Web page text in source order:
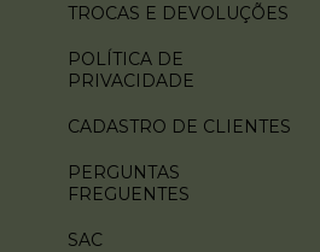
TROCAS E DEVOLUÇÕES
POLÍTICA DE
PRIVACIDADE
CADASTRO DE CLIENTES
PERGUNTAS
FREGUENTES
SAC